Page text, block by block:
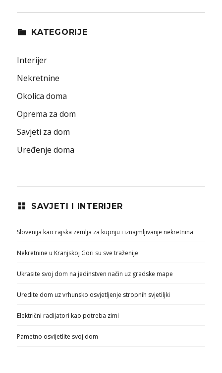
KATEGORIJE
Interijer
Nekretnine
Okolica doma
Oprema za dom
Savjeti za dom
Uređenje doma
SAVJETI I INTERIJER
Slovenija kao rajska zemlja za kupnju i iznajmljivanje nekretnina
Nekretnine u Kranjskoj Gori su sve traženije
Ukrasite svoj dom na jedinstven način uz gradske mape
Uredite dom uz vrhunsko osvjetljenje stropnih svjetiljki
Električni radijatori kao potreba zimi
Pametno osvijetlite svoj dom